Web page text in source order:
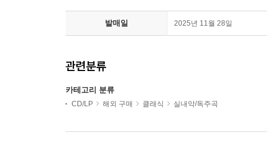
발매일 2025년 11월 28일
관련분류
카테고리 분류
CD/LP 해외 구매 클래식 실내악/독주곡